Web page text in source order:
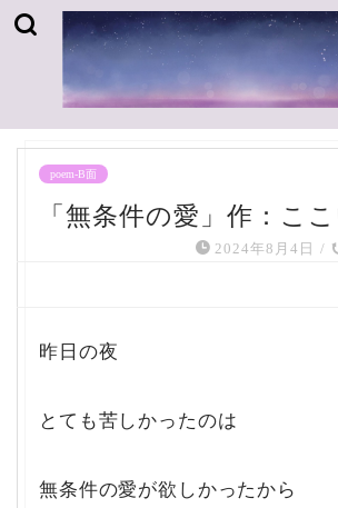
poem-B面
「無条件の愛」作：こ
2024年8月4日 /
昨日の夜
とても苦しかったのは
無条件の愛が欲しかったから